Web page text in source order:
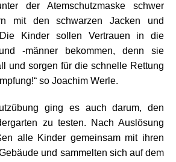
der Atemschutzmaske schwer
mit den schwarzen Jacken und
Kinder sollen Vertrauen in die
-männer bekommen, denn sie
und sorgen für die schnelle Rettung
so Joachim Werle.
ging es auch darum, den
zu testen. Nach Auslösung
alle Kinder gemeinsam mit ihren
und sammelten sich auf dem